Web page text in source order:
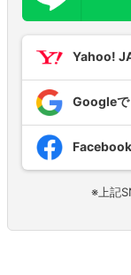
Yahoo!
Googleで
※上記